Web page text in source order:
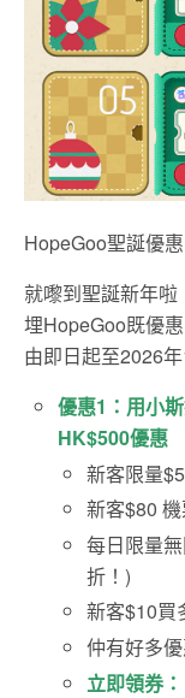
HopeGoo聖誕優惠
就嚟到聖誕新年
埋HopeGoo既優
由即日起至2026年
優惠1：用小
HK$500優惠
新客限量
新客$80
每日限量
折！)
新客$10買
仲有好多優
立即領券：